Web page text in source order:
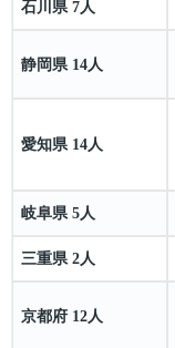
石川県 7人
静岡県 14人
愛知県 14人
岐阜県 5人
三重県 2人
京都府 12人